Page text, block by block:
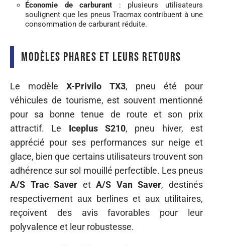
Économie de carburant : plusieurs utilisateurs
soulignent que les pneus Tracmax contribuent à une
consommation de carburant réduite.
Modèles phares et leurs retours
Le modèle X-Privilo TX3, pneu été pour
véhicules de tourisme, est souvent mentionné
pour sa bonne tenue de route et son prix
attractif. Le Iceplus S210, pneu hiver, est
apprécié pour ses performances sur neige et
glace, bien que certains utilisateurs trouvent son
adhérence sur sol mouillé perfectible. Les pneus
A/S Trac Saver etA/S Van Saver, destinés
respectivement aux berlines et aux utilitaires,
reçoivent des avis favorables pour leur
polyvalence et leur robustesse.